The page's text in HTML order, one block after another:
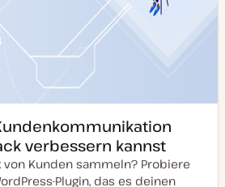
verbessern kannst
von Kunden sammeln? Probiere
Plugin, das es deinen